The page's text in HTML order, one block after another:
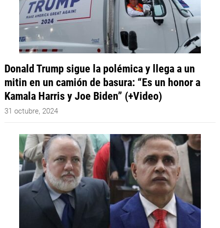
Donald Trump sigue la polémica y llega a un
mitin en un camión de basura: “Es un honor a
Kamala Harris y Joe Biden” (+Video)
31 octubre, 2024